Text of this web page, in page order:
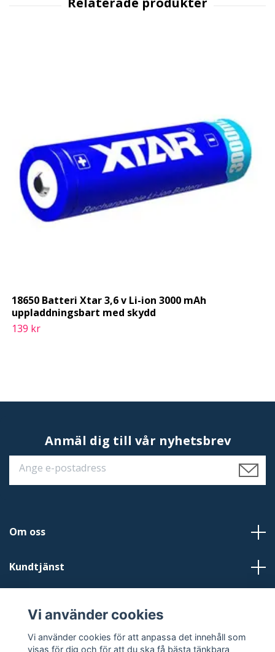
18650 Batteri Xtar 3,6 v Li-ion 3000 mAh
uppladdningsbart med skydd
139 kr
Anmäl dig till vår nyhetsbrev
Om oss
Kundtjänst
Sociala medier
Vi använder cookies
Vi använder cookies för att anpassa det innehåll som
visas för dig och för att du ska få bästa tänkbara